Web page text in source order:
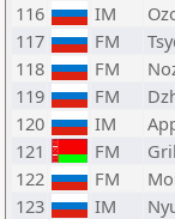
116
IM
117
FM
118
FM
119
FM
120
IM
121
FM
122
FM
123
IM